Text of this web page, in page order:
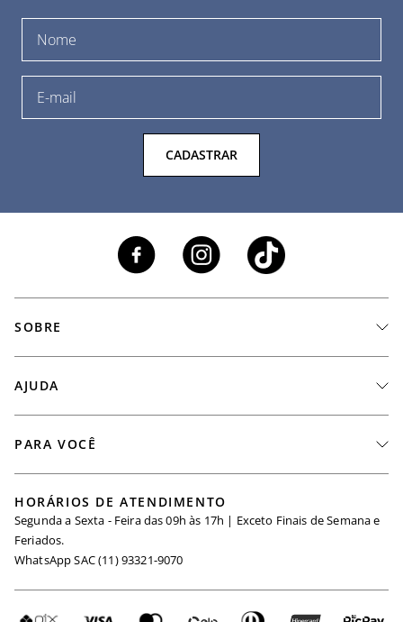
CADASTRAR
SOBRE
Seja um Revendedor
Igualdade Salarial
Requisição de Dados
AJUDA
Minha Conta
Trocas
PARA VOCÊ
Maternidade
Seja um Afiliado
HORÁRIOS DE ATENDIMENTO
Segunda a Sexta - Feira das 09h às 17h | Exceto Finais de Semana e
Feriados.
WhatsApp SAC (11) 93321-9070